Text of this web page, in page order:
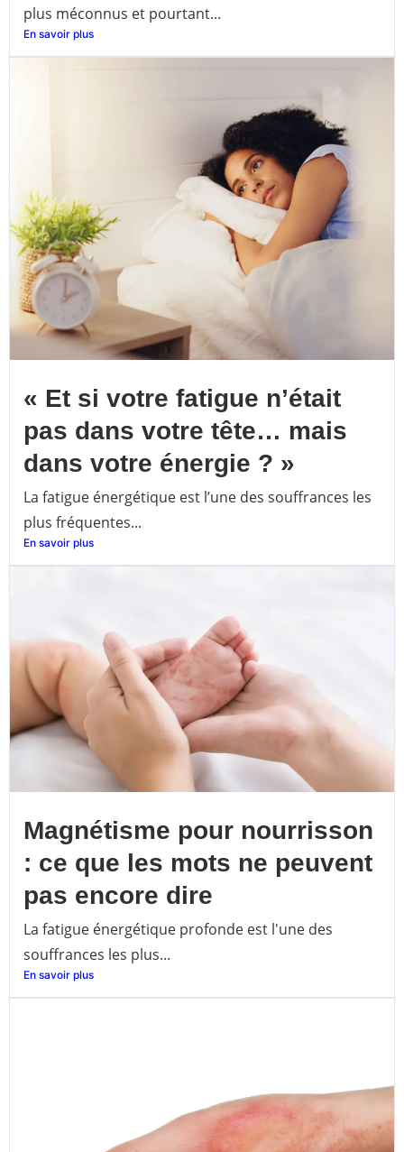
plus méconnus et pourtant...
En savoir plus
« Et si votre fatigue n’était
pas dans votre tête… mais
dans votre énergie ? »
La fatigue énergétique est l’une des souffrances les
plus fréquentes...
En savoir plus
Magnétisme pour nourrisson
: ce que les mots ne peuvent
pas encore dire
La fatigue énergétique profonde est l'une des
souffrances les plus...
En savoir plus